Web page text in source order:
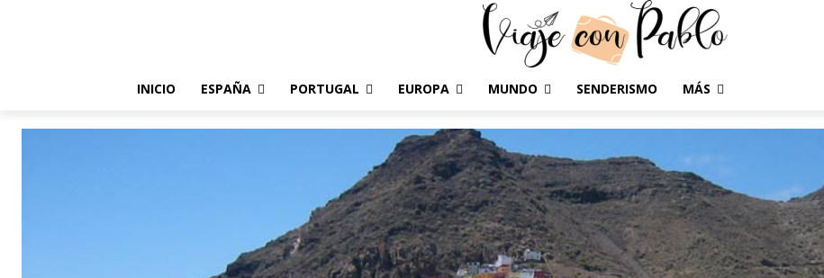
INICIO ESPAÑA PORTUGAL EUROPA MUNDO SENDERISMO MÁS